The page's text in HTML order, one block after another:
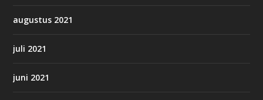
augustus 2021
juli 2021
juni 2021